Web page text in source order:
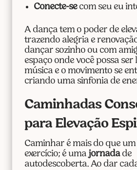
Conecte-secom seu eu
A dança tem o poder de
trazendo alegria e
dançar sozinho ou com
espaço onde você possa ser
música e o movimento se
criando uma sinfonia de
Caminhadas
para Elevação
Caminhar é mais do que um
exercício; é uma jornadade
autodescoberta. Ao dar